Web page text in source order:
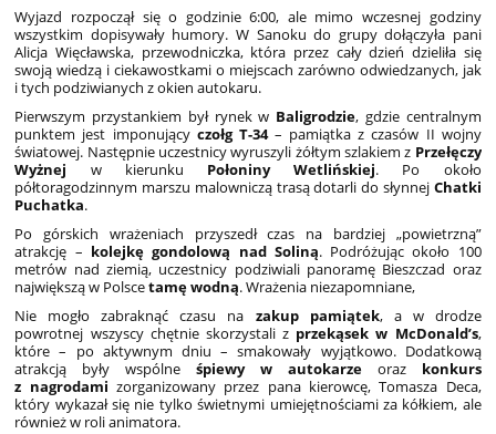
Wyjazd rozpoczął się o godzinie 6:00, ale mimo wczesnej godziny
wszystkim dopisywały humory. W Sanoku do grupy dołączyła pani
Alicja Więcławska, przewodniczka, która przez cały dzień dzieliła się
swoją wiedzą i ciekawostkami o miejscach zarówno odwiedzanych, jak
i tych podziwianych z okien autokaru.
Pierwszym przystankiem był rynek w Baligrodzie, gdzie centralnym
punktem jest imponujący czołg T-34– pamiątka z czasów II wojny
światowej. Następnie uczestnicy wyruszyli żółtym szlakiem z Przełęczy
Wyżnej w kierunku Połoniny Wetlińskiej. Po około
półtoragodzinnym marszu malowniczą trasą dotarli do słynnej Chatki
Puchatka.
Po górskich wrażeniach przyszedł czas na bardziej „powietrzną”
atrakcję – kolejkę gondolową nad Soliną. Podróżując około 100
metrów nad ziemią, uczestnicy podziwiali panoramę Bieszczad oraz
największą w Polscetamę wodną. Wrażenia niezapomniane,
Nie mogło zabraknąć czasu na zakup pamiątek, a w drodze
powrotnej wszyscy chętnie skorzystali z przekąsek w McDonald’s,
które – po aktywnym dniu – smakowały wyjątkowo. Dodatkową
atrakcją były wspólneśpiewy w autokarze orazkonkurs
z nagrodami zorganizowany przez pana kierowcę, Tomasza Deca,
który wykazał się nie tylko świetnymi umiejętnościami za kółkiem, ale
również w roli animatora.